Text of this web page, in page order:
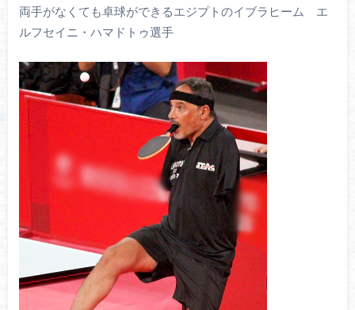
両手がなくても卓球ができるエジプトのイブラヒーム エ
ルフセイニ・ハマドトゥ選手